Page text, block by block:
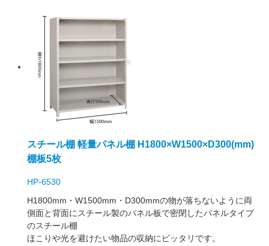
スチール棚 軽量パネル棚 H1800×W1500×D300(mm)
棚板5枚
HP-6530
H1800mm・W1500mm・D300mmの物が落ちないように両
側面と背面にスチール製のパネル板で密閉したパネルタイプ
のスチール棚
ほこりや光を避けたい物品の収納にピッタリです。